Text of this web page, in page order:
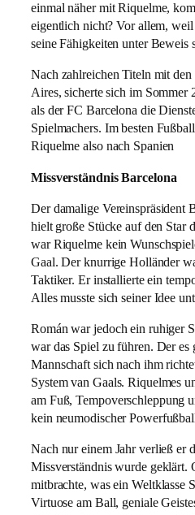
einmal näher mit Riquelme,
eigentlich nicht? Vor allem,
seine Fähigkeiten unter Beweis
Nach zahlreichen Titeln mit
Aires, sicherte sich im Sommer
als der FC Barcelona die
Spielmachers. Im besten
Riquelme also nach Spanien
Missverständnis Barcelona
Der damalige Vereinspräsident
hielt große Stücke auf den Star
war Riquelme kein
Gaal. Der knurrige Holländer
Taktiker. Er installierte ein
Alles musste sich seiner Idee
Román war jedoch ein ruhiger
war das Spiel zu führen. Der es
Mannschaft sich nach ihm
System van Gaals. Riquelmes
am Fuß, Tempoverschleppung
kein neumodischer
Nach nur einem Jahr verließ er
Missverständnis wurde geklärt.
mitbrachte, was ein Weltklasse
Virtuose am Ball, geniale